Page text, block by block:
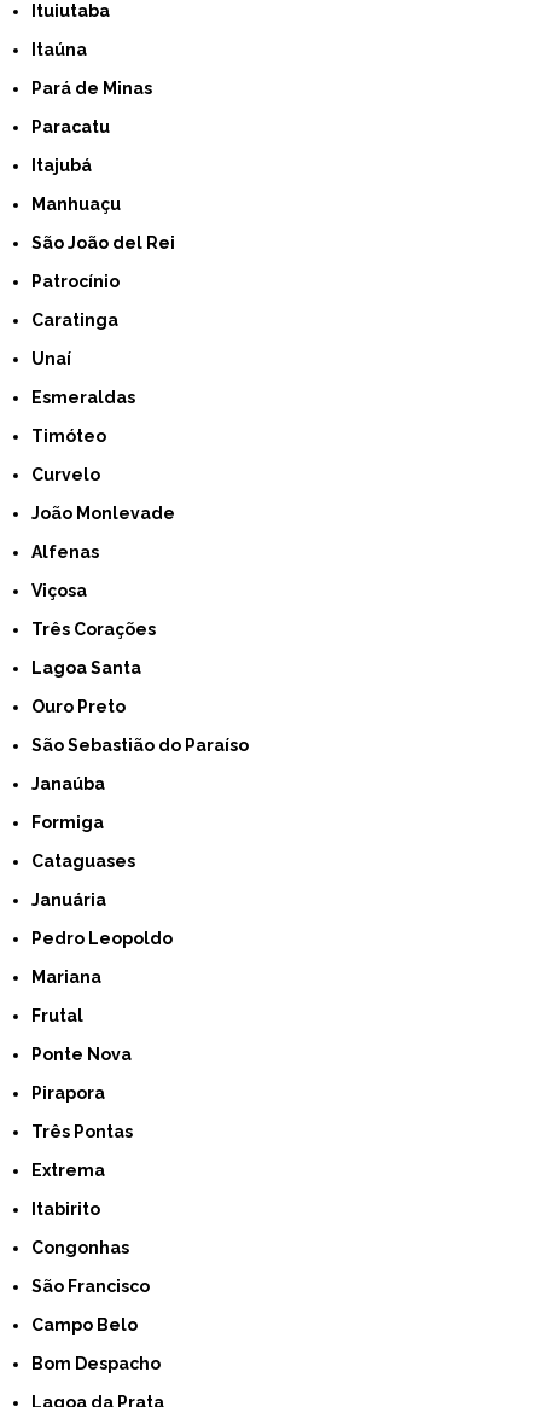
Ituiutaba
Itaúna
Pará de Minas
Paracatu
Itajubá
Manhuaçu
São João del Rei
Patrocínio
Caratinga
Unaí
Esmeraldas
Timóteo
Curvelo
João Monlevade
Alfenas
Viçosa
Três Corações
Lagoa Santa
Ouro Preto
São Sebastião do Paraíso
Janaúba
Formiga
Cataguases
Januária
Pedro Leopoldo
Mariana
Frutal
Ponte Nova
Pirapora
Três Pontas
Extrema
Itabirito
Congonhas
São Francisco
Campo Belo
Bom Despacho
Lagoa da Prata